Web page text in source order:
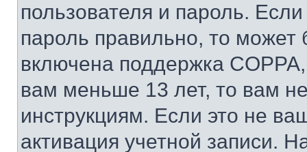
пользователя и пароль.
пароль правильно, то может
включена поддержка
вам меньше 13 лет, то вам
инструкциям. Если это не
активация учетной записи.